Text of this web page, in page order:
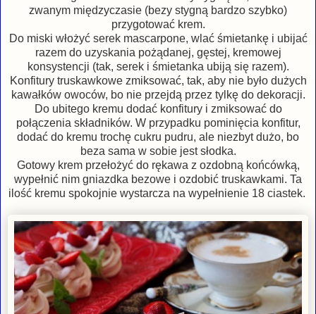
zwanym międzyczasie (bezy stygną bardzo szybko)
przygotować krem.
Do miski włożyć serek mascarpone, wlać śmietankę i ubijać
razem do uzyskania pożądanej, gęstej, kremowej
konsystencji (tak, serek i śmietanka ubiją się razem).
Konfitury truskawkowe zmiksować, tak, aby nie było dużych
kawałków owoców, bo nie przejdą przez tylkę do dekoracji.
Do ubitego kremu dodać konfitury i zmiksować do
połączenia składników. W przypadku pominięcia konfitur,
dodać do kremu trochę cukru pudru, ale niezbyt dużo, bo
beza sama w sobie jest słodka.
Gotowy krem przełożyć do rękawa z ozdobną końcówką,
wypełnić nim gniazdka bezowe i ozdobić truskawkami. Ta
ilość kremu spokojnie wystarcza na wypełnienie 18 ciastek.